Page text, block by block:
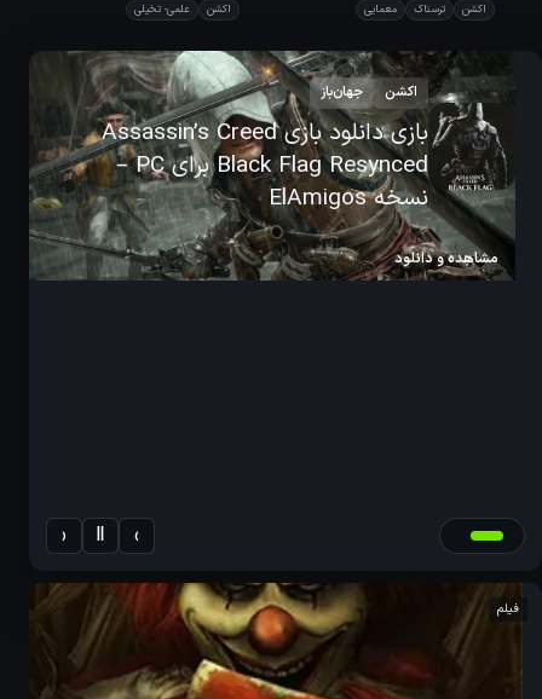
اکشن ترسناک معمایی اکشن علمی- تخیلی
اکشن جهان‌باز
بازی دانلود بازی Assassin’s Creed
Black Flag Resynced برای PC –
نسخه ElAmigos
مشاهده و دانلود
›
Ⅱ
‹
فیلم